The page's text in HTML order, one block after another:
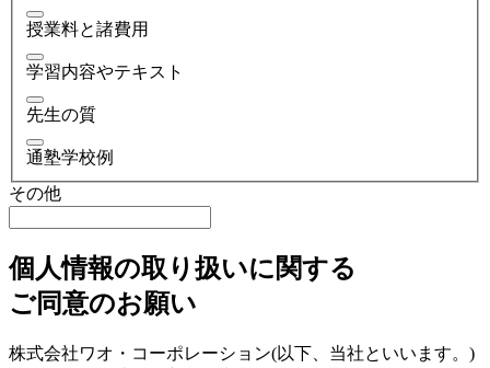
授業料と諸費用
学習内容やテキスト
先生の質
通塾学校例
その他
個人情報の取り扱いに関する
ご同意のお願い
株式会社ワオ・コーポレーション(以下、当社といいます。)